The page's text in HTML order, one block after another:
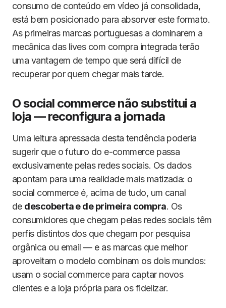
consumo de conteúdo em vídeo já consolidada,
está bem posicionado para absorver este formato.
As primeiras marcas portuguesas a dominarem a
mecânica das lives com compra integrada terão
uma vantagem de tempo que será difícil de
recuperar por quem chegar mais tarde.
O social commerce não substitui a
loja — reconfigura a jornada
Uma leitura apressada desta tendência poderia
sugerir que o futuro do e-commerce passa
exclusivamente pelas redes sociais. Os dados
apontam para uma realidade mais matizada: o
social commerce é, acima de tudo, um canal
de descoberta e de primeira compra. Os
consumidores que chegam pelas redes sociais têm
perfis distintos dos que chegam por pesquisa
orgânica ou email — e as marcas que melhor
aproveitam o modelo combinam os dois mundos:
usam o social commerce para captar novos
clientes e a loja própria para os fidelizar.